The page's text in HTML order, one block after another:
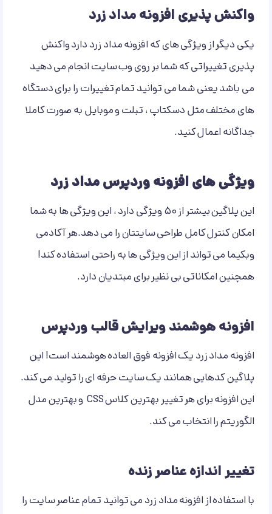
واکنش پذیری افزونهمداد زرد
یکی دیگر از ویژگی های که افزونه مداد زرد دارد واکنش
پذیری تغییراتی که شما بر روی وب سایت انجام می دهید
می باشد یعنی شما می توانید تمام تغییرات را برای دستگاه
های مختلف مثل دسکتاپ ، تبلت و موبایل به صورت کاملا
جداگانه اعمال کنید.
ویژگی های افزونه وردپرس مداد زرد
این پلاگین بیشتر از ۵۰ ویژگی دارد ، این ویژگی ها به شما
امکان کنترل کامل طراحی سایتتان را می دهد.هر آکادمی
وبکیما می تواند از این ویژگی ها به راحتی استفاده کند!
همچنین امکاناتی بی نظیر برای مبتدیان دارد.
افزونه هوشمند ویرایش قالب وردپرس
افزونه مداد زرد یک افزونه فوق العاده هوشمند است! این
پلاگین کدهایی همانند یک سایت حرفه ای را تولید می کند.
این افزونه برای هر تغییر بهترین کلاس CSS و بهترین مدل
الگوریتم را انتخاب می کند.
تغییر اندازه عناصر زنده
با استفاده از افزونه مداد زرد می توانید تمام عناصر سایت را